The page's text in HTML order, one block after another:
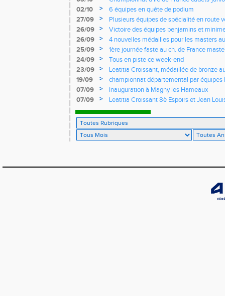
l'EASQY victorieuses
02/10 >
6 équipes en quête de podium
27/09
>
Plusieurs équipes de spécialité en route
France
26/09 >
Victoire des équipes benjamins et
Yvelines
26/09 >
4 nouvelles médailles pour les masters
25/09
>
1ère journée faste au ch. de France
d'argent
24/09 >
Tous en piste ce week-end
23/09
>
Leatitia Croissant, médaillée de bronze
de course de montagne
19/09 >
championnat départemental par
07/09
>
Inauguration à Magny les Hameaux
07/09
>
Leatitia Croissant 8è Espoirs et Jean